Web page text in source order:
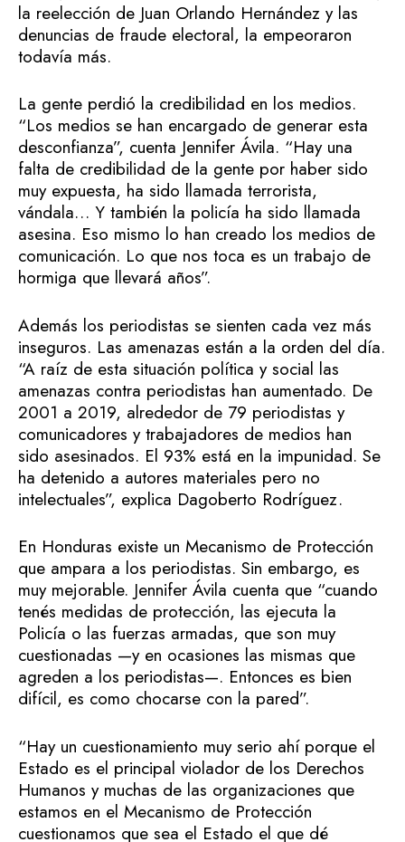
la reelección de Juan Orlando Hernández y las
denuncias de fraude electoral, la empeoraron
todavía más.
La gente perdió la credibilidad en los medios.
“Los medios se han encargado de generar esta
desconfianza”, cuenta Jennifer Ávila. “Hay una
falta de credibilidad de la gente por haber sido
muy expuesta, ha sido llamada terrorista,
vándala… Y también la policía ha sido llamada
asesina. Eso mismo lo han creado los medios de
comunicación. Lo que nos toca es un trabajo de
hormiga que llevará años”.
Además los periodistas se sienten cada vez más
inseguros. Las amenazas están a la orden del día.
“A raíz de esta situación política y social las
amenazas contra periodistas han aumentado. De
2001 a 2019, alrededor de 79 periodistas y
comunicadores y trabajadores de medios han
sido asesinados. El 93% está en la impunidad. Se
ha detenido a autores materiales pero no
intelectuales”, explica Dagoberto Rodríguez.
En Honduras existe un Mecanismo de Protección
que ampara a los periodistas. Sin embargo, es
muy mejorable. Jennifer Ávila cuenta que “cuando
tenés medidas de protección, las ejecuta la
Policía o las fuerzas armadas, que son muy
cuestionadas —y en ocasiones las mismas que
agreden a los periodistas—. Entonces es bien
difícil, es como chocarse con la pared”.
“Hay un cuestionamiento muy serio ahí porque el
Estado es el principal violador de los Derechos
Humanos y muchas de las organizaciones que
estamos en el Mecanismo de Protección
cuestionamos que sea el Estado el que dé